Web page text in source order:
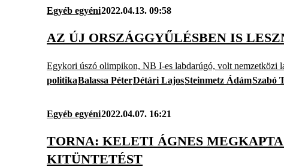
Egyéb egyéni2022.04.13. 09:58
AZ ÚJ ORSZÁGGYŰLÉSBEN IS
Egykori úszó olimpikon, NB I-es labdarúgó, volt nemzetközi
politikaBalassa PéterDétári LajosSteinmetz ÁdámSzabó
Egyéb egyéni2022.04.07. 16:21
TORNA: KELETI ÁGNES
KITÜNTETÉST